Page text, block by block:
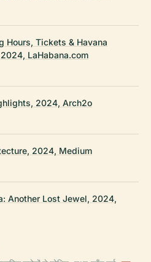
Hours, Tickets & Havana
LaHabana.com
2024, Arch2o
2024, Medium
Another Lost Jewel, 2024,